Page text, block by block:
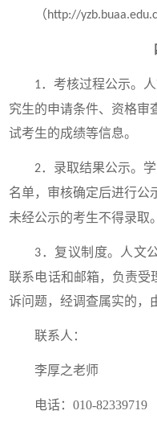
（http://
1．考核过程公示。
究生的申请条件、资格审
试考生的成绩等信息。
2．录取结果公示。
名单，审核确定后进行公
未经公示的考生不得录取。
3 ．复议制度。人文
联系电话和邮箱，负责受
诉问题，经调查属实的，
联系人：
李厚之老师
电话：010-82339719